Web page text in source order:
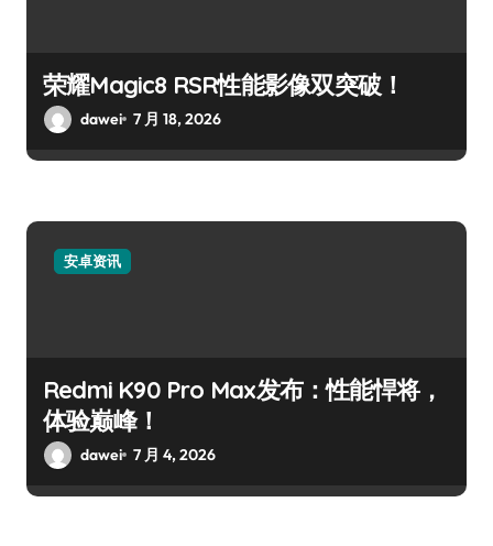
荣耀Magic8 RSR性能影像双突破！
dawei 7 月 18, 2026
安卓资讯
Redmi K90 Pro Max发布：性能悍将，
体验巅峰！
dawei 7 月 4, 2026